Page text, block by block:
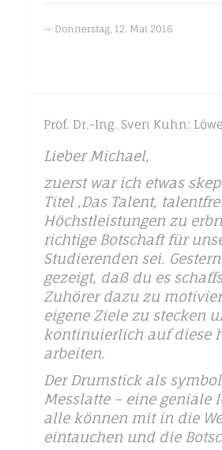
Donnerstag, 12. Mai 2016
Prof. Dr.-Ing. Sven Kuhn:
Lieber Michael,
zuerst war ich etwas
Titel ‚Das Talent,
Höchstleistungen zu
richtige Botschaft für
Studierenden sei.
gezeigt, daß du es
Zuhörer dazu zu
eigene Ziele zu stecken
kontinuierlich auf diese
arbeiten.
Der Drumstick als
Messlatte – eine geniale
alle können mit in die
eintauchen und die